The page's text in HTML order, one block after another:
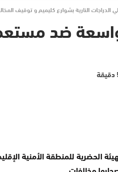
النارية بشوارع كليميم و توقيف
ضد
الحضرية للمنطقة الأمنية